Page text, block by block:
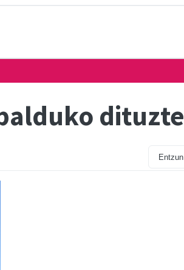
dituzte
Entzun